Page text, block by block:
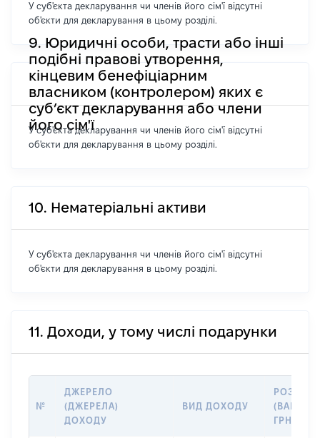
У суб'єкта декларування чи членів його сім'ї відсутні
об'єкти для декларування в цьому розділі.
9. Юридичні особи, трасти або інші
подібні правові утворення,
кінцевим бенефіціарним
власником (контролером) яких є
суб’єкт декларування або члени
його сім'ї
У суб'єкта декларування чи членів його сім'ї відсутні
об'єкти для декларування в цьому розділі.
10. Нематеріальні активи
У суб'єкта декларування чи членів його сім'ї відсутні
об'єкти для декларування в цьому розділі.
11. Доходи, у тому числі подарунки
№
ДЖЕРЕЛО
(ДЖЕРЕЛА)
ДОХОДУ
ВИД ДОХОДУ
РОЗМІР
ГРН